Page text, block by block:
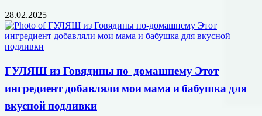
28.02.2025
ГУЛЯШ из Говядины по-домашнему Этот
ингредиент добавляли мои мама и бабушка для
вкусной подливки